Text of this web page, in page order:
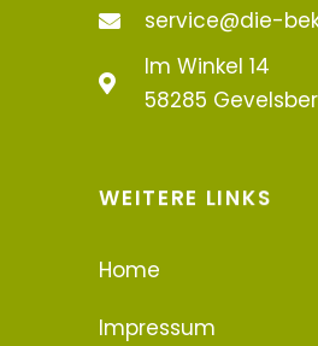
service@die-
Im Winkel 14
58285
WEITERE LINKS
Home
Impressum